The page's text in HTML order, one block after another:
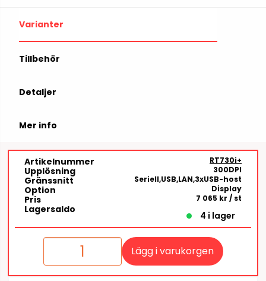
Varianter
Tillbehör
Detaljer
Mer info
Artikelnummer RT730i+
Upplösning 300DPI
Gränssnitt Seriell,USB,LAN,3xUSB-host
Option Display
Pris 7 065 kr / st
Lagersaldo
4 i lager
Lägg i varukorgen